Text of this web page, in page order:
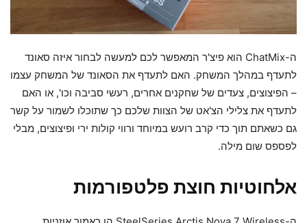
ה-ChatMix הוא פיצ'ר המאפשר לכם למעשה לבחור איזה סאונד
לתעדף במהלך המשחק. האם לתעדף את הסאונד של המשחק עצמו
– הפיצוצים, צעדים של שחקנים אחרים, רעשי סביבה וכו', או האם
לתעדף את צלילי הצ'אט של הצוות שלכם כך שתוכלו לשמור על קשר
גם כשאתם תוך כדי קרב רועש במיוחד ורווי קולות ירי ופיצוצים, מבלי
לפספס שום מילה.
אלחוטיות חוצת פלטפורמות